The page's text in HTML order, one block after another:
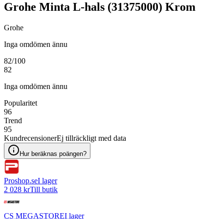
Grohe Minta L-hals (31375000) Krom
Grohe
Inga omdömen ännu
82/100
82
Inga omdömen ännu
Popularitet
96
Trend
95
KundrecensionerEj tillräckligt med data
Hur beräknas poängen?
Proshop.seI lager
2 028 krTill butik
CS MEGASTOREI lager